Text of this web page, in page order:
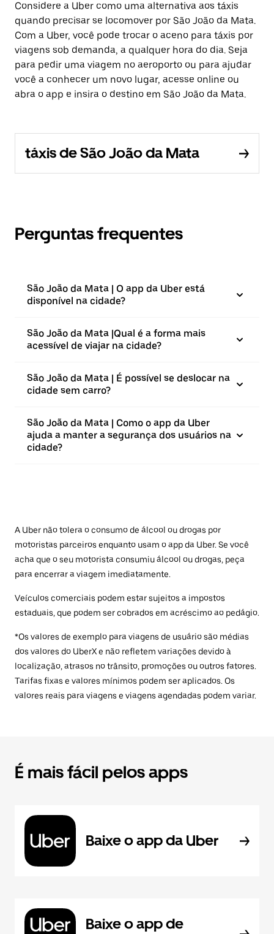
Considere a Uber como uma alternativa aos táxis
quando precisar se locomover por São João da Mata.
Com a Uber, você pode trocar o aceno para táxis por
viagens sob demanda, a qualquer hora do dia. Seja
para pedir uma viagem no aeroporto ou para ajudar
você a conhecer um novo lugar, acesse online ou
abra o app e insira o destino em São João da Mata.
táxis de São João da Mata
Perguntas frequentes
São João da Mata | O app da Uber está
disponível na cidade?
São João da Mata |⁠Qual é a forma mais
acessível de viajar na cidade?
São João da Mata | É possível se deslocar na
cidade sem carro?
São João da Mata | Como o app da Uber
ajuda a manter a segurança dos usuários na
cidade?
A Uber não tolera o consumo de álcool ou drogas por
motoristas parceiros enquanto usam o app da Uber. Se você
acha que o seu motorista consumiu álcool ou drogas, peça
para encerrar a viagem imediatamente.
Veículos comerciais podem estar sujeitos a impostos
estaduais, que podem ser cobrados em acréscimo ao pedágio.
*Os valores de exemplo para viagens de usuário são médias
dos valores do UberX e não refletem variações devido à
localização, atrasos no trânsito, promoções ou outros fatores.
Tarifas fixas e valores mínimos podem ser aplicados. Os
valores reais para viagens e viagens agendadas podem variar.
É mais fácil pelos apps
Baixe o app da Uber
Baixe o app de